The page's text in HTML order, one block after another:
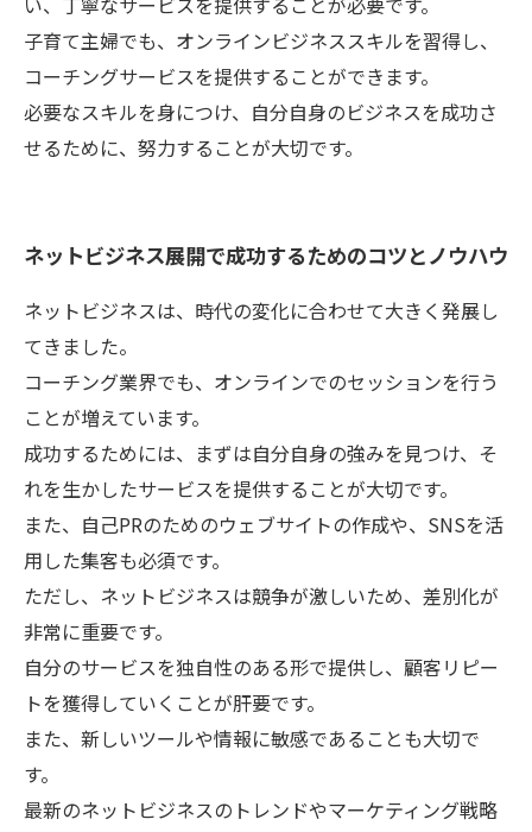
子育て主婦でも、オンラインビジネススキルを習得し、
コーチングサービスを提供することができます。
必要なスキルを身につけ、自分自身のビジネスを成功さ
せるために、努力することが大切です。
ネットビジネス展開で成功するためのコツとノウハウ
ネットビジネスは、時代の変化に合わせて大きく発展し
てきました。
コーチング業界でも、オンラインでのセッションを行う
ことが増えています。
成功するためには、まずは自分自身の強みを見つけ、そ
れを生かしたサービスを提供することが大切です。
また、自己PRのためのウェブサイトの作成や、SNSを活
用した集客も必須です。
ただし、ネットビジネスは競争が激しいため、差別化が
非常に重要です。
自分のサービスを独自性のある形で提供し、顧客リピー
トを獲得していくことが肝要です。
また、新しいツールや情報に敏感であることも大切で
す。
最新のネットビジネスのトレンドやマーケティング戦略